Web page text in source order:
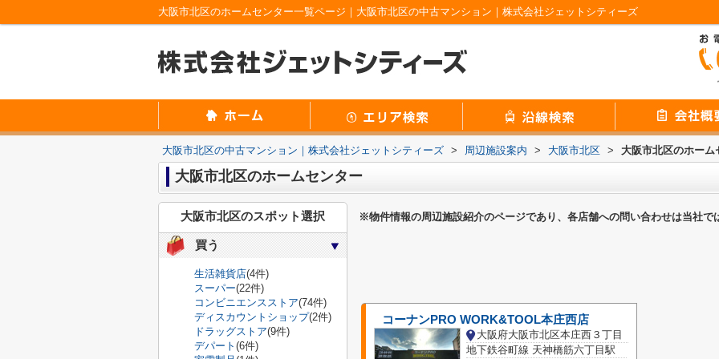
大阪市北区のホームセンター一覧ページ｜大阪市北区の中古マンション｜株式会社ジェットシティーズ
大阪市北区の中古マンション｜株式会社ジェットシティーズ > 周辺施設案内 > 大阪市北区 > 大阪市北区のホーム
大阪市北区のホームセンター
※物件情報の周辺施設紹介のページであり、各店舗への問い合わせは当社で
コーナンPRO WORK&TOOL本庄西店
大阪府大阪市北区本庄西３丁目
地下鉄谷町線 天神橋筋六丁目駅
大阪市北区のスポット選択
買う
生活雑貨店(4件)
スーパー(22件)
コンビニエンスストア(74件)
ディスカウントショップ(2件)
ドラッグストア(9件)
デパート (6件)